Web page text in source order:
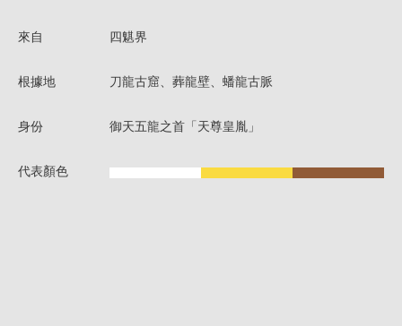
來自 四魌界
根據地 刀龍古窟、葬龍壁、蟠龍古脈
身份 御天五龍之首「天尊皇胤」
代表顏色